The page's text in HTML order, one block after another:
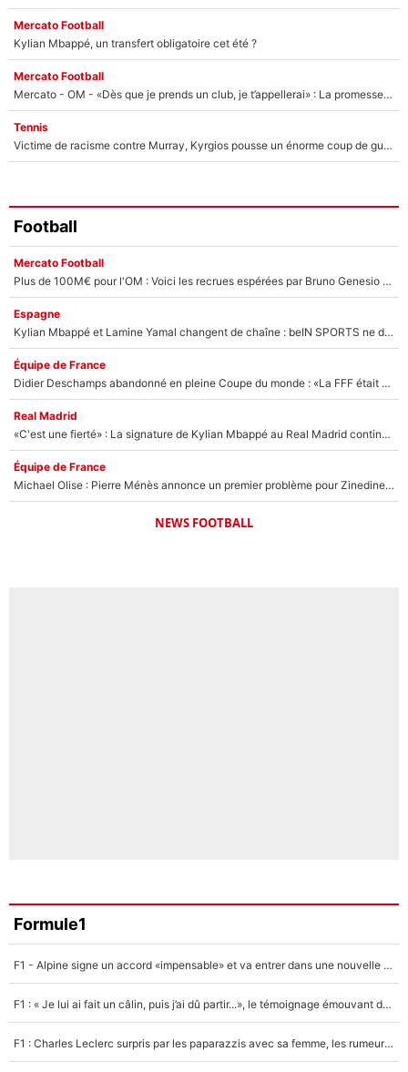
Mercato Football
Kylian Mbappé, un transfert obligatoire cet été ?
Mercato Football
Mercato - OM - «Dès que je prends un club, je t’appellerai» : La promesse de Marcelino au moment de claquer la porte
Tennis
Victime de racisme contre Murray, Kyrgios pousse un énorme coup de gueule !
Football
Mercato Football
Plus de 100M€ pour l'OM : Voici les recrues espérées par Bruno Genesio et Grégory Lorenzi après l’opération dégraissage
Espagne
Kylian Mbappé et Lamine Yamal changent de chaîne : beIN SPORTS ne digère pas cette décision historique et prédit un fiasco pour la Liga
Équipe de France
Didier Deschamps abandonné en pleine Coupe du monde : «La FFF était déjà passée à Zinedine Zidane»
Real Madrid
«C'est une fierté» : La signature de Kylian Mbappé au Real Madrid continue de régaler l'Espagne
Équipe de France
Michael Olise : Pierre Ménès annonce un premier problème pour Zinedine Zidane en équipe de France
NEWS FOOTBALL
Formule1
F1 - Alpine signe un accord «impensable» et va entrer dans une nouvelle dimension : Grande nouvelle pour Pierre Gasly !
F1 : « Je lui ai fait un câlin, puis j’ai dû partir...», le témoignage émouvant de Max Verstappen sur sa fille
F1 : Charles Leclerc surpris par les paparazzis avec sa femme, les rumeurs étaient vraies !